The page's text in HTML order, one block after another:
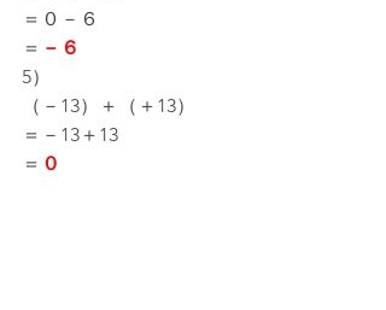
＝０－６
＝ －６
5）
（－13）＋（＋13）
＝－13＋13
＝ ０